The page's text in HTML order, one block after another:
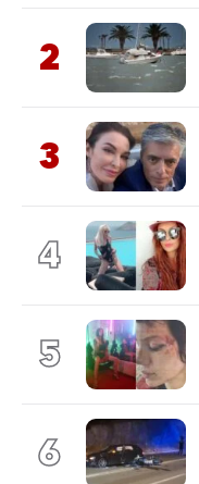
2
3
4
5
6